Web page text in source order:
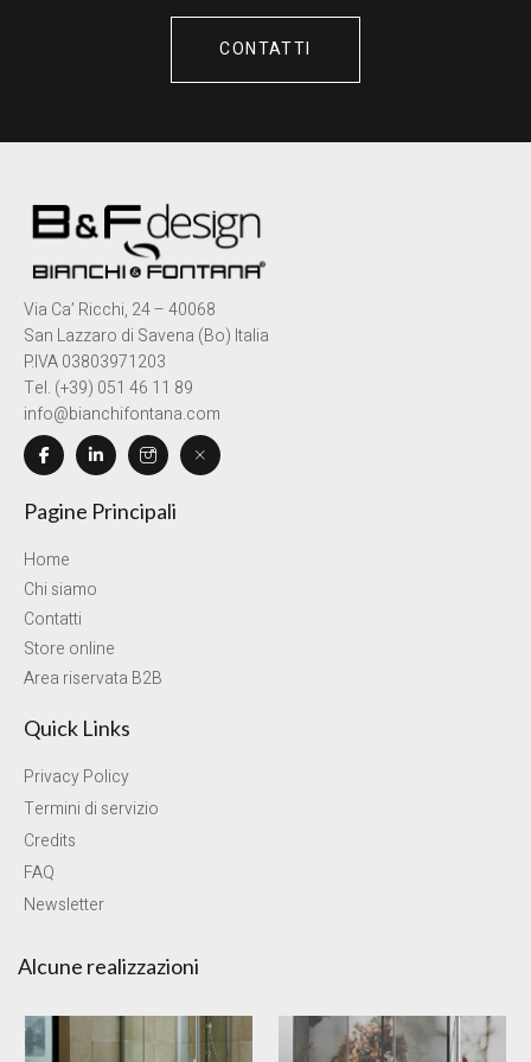
CONTATTI
Via Ca’ Ricchi, 24 – 40068
San Lazzaro di Savena (Bo) Italia
P.IVA 03803971203
Tel. (+39) 051 46 11 89
info@bianchifontana.com
Pagine Principali
Home
Chi siamo
Contatti
Store online
Area riservata B2B
Quick Links
Privacy Policy
Termini di servizio
Credits
FAQ
Newsletter
Alcune realizzazioni